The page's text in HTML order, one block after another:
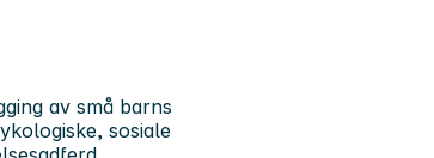
av små barns
sosiale